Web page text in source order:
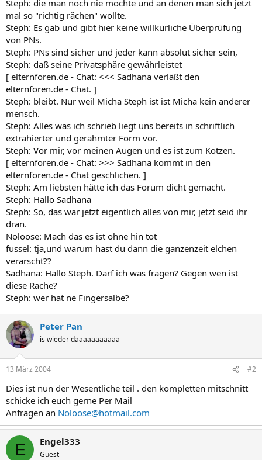
Steph: die man noch nie mochte und an denen man sich jetzt
mal so "richtig rächen" wollte.
Steph: Es gab und gibt hier keine willkürliche Überprüfung
von PNs.
Steph: PNs sind sicher und jeder kann absolut sicher sein,
Steph: daß seine Privatsphäre gewährleistet
[ elternforen.de - Chat: <<< Sadhana verläßt den
elternforen.de - Chat. ]
Steph: bleibt. Nur weil Micha Steph ist ist Micha kein anderer
mensch.
Steph: Alles was ich schrieb liegt uns bereits in schriftlich
extrahierter und gerahmter Form vor.
Steph: Vor mir, vor meinen Augen und es ist zum Kotzen.
[ elternforen.de - Chat: >>> Sadhana kommt in den
elternforen.de - Chat geschlichen. ]
Steph: Am liebsten hätte ich das Forum dicht gemacht.
Steph: Hallo Sadhana
Steph: So, das war jetzt eigentlich alles von mir, jetzt seid ihr
dran.
Noloose: Mach das es ist ohne hin tot
fussel: tja,und warum hast du dann die ganzenzeit elchen
verarscht??
Sadhana: Hallo Steph. Darf ich was fragen? Gegen wen ist
diese Rache?
Steph: wer hat ne Fingersalbe?
Peter Pan
is wieder daaaaaaaaaaa
13 März 2004 #2
Dies ist nun der Wesentliche teil . den kompletten mitschnitt
schicke ich euch gerne Per Mail
Anfragen an Noloose@hotmail.com
E Engel333
Guest